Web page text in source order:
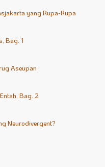
yang Rupa-Rupa
Bag. 1
Aseupan
Bag. 2
Neurodivergent?